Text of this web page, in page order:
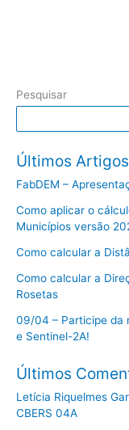
Pesquisar
Últimos Artigos
FabDEM –
Como aplicar o
Municípios versão
Como calcular a
Como calcular a
Rosetas
09/04 – Participe da
e Sentinel-2A!
Últimos
Letícia Riquelmes
CBERS 04A